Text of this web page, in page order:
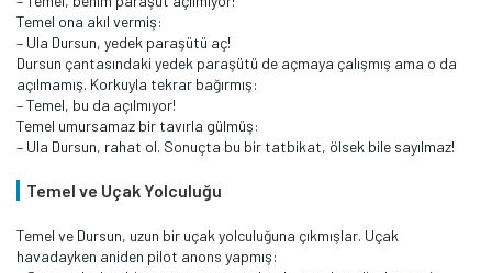
Temel ona akıl vermiş:
– Ula Dursun, yedek paraşütü aç!
Dursun çantasındaki yedek paraşütü de açmaya çalışmış ama o da
açılmamış. Korkuyla tekrar bağırmış:
– Temel, bu da açılmıyor!
Temel umursamaz bir tavırla gülmüş:
– Ula Dursun, rahat ol. Sonuçta bu bir tatbikat, ölsek bile sayılmaz!
Temel ve Uçak Yolculuğu
Temel ve Dursun, uzun bir uçak yolculuğuna çıkmışlar. Uçak
havadayken aniden pilot anons yapmış: